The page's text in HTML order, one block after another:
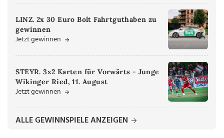
LINZ. 2x 30 Euro Bolt Fahrtguthaben zu
gewinnen
Jetzt gewinnen
STEYR. 3x2 Karten für Vorwärts - Junge
Wikinger Ried, 11. August
Jetzt gewinnen
ALLE GEWINNSPIELE ANZEIGEN